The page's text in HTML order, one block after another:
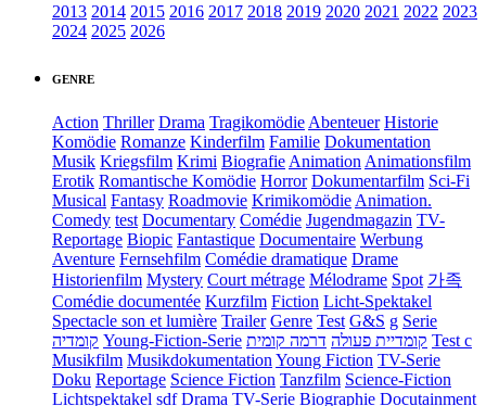
2013 2014 2015 2016 2017 2018 2019 2020 2021 2022 2023
2024 2025 2026
GENRE
Action Thriller Drama Tragikomödie Abenteuer Historie
Komödie Romanze Kinderfilm Familie Dokumentation
Musik Kriegsfilm Krimi Biografie Animation Animationsfilm
Erotik Romantische Komödie Horror Dokumentarfilm Sci-Fi
Musical Fantasy Roadmovie Krimikomödie Animation.
Comedy test Documentary Comédie Jugendmagazin TV-
Reportage Biopic Fantastique Documentaire Werbung
Aventure Fernsehfilm Comédie dramatique Drame
Historienfilm Mystery Court métrage Mélodrame Spot 가족
Comédie documentée Kurzfilm Fiction Licht-Spektakel
Spectacle son et lumière Trailer Genre Test G&S g Serie
קומדיה Young-Fiction-Serie קומדיית פעולה דרמה קומית
Test c
Musikfilm Musikdokumentation Young Fiction TV-Serie
Doku Reportage Science Fiction Tanzfilm Science-Fiction
Lichtspektakel sdf Drama TV-Serie Biographie Docutainment